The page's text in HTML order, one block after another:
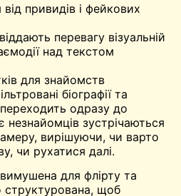
привидів і фейкових
перевагу візуальній
над текстом
для знайомств
біографії та
одразу до
зустрічаються
вирішуючи, чи варто
чи рухатися далі.
для флірту та
структурована, щоб